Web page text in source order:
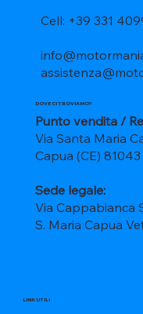
Cell: +39 331
DOVE CI TROVIAMO?
Punto vendita /
Via Santa Maria
Capua (CE) 81043
Sede legale:
Via Cappabianca
S. Maria Capua
LINK UTILI